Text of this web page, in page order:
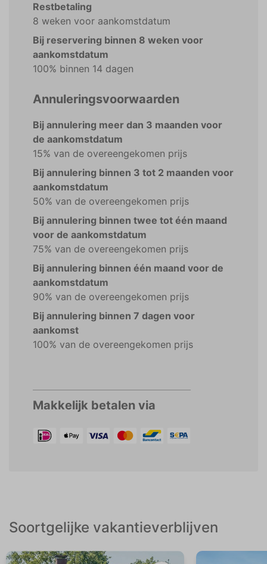
Restbetaling
8 weken voor aankomstdatum
Bij reservering binnen 8 weken voor
aankomstdatum
100% binnen 14 dagen
Annuleringsvoorwaarden
Bij annulering meer dan 3 maanden voor
de aankomstdatum
15% van de overeengekomen prijs
Bij annulering binnen 3 tot 2 maanden voor
aankomstdatum
50% van de overeengekomen prijs
Bij annulering binnen twee tot één maand
voor de aankomstdatum
75% van de overeengekomen prijs
Bij annulering binnen één maand voor de
aankomstdatum
90% van de overeengekomen prijs
Bij annulering binnen 7 dagen voor
aankomst
100% van de overeengekomen prijs
Makkelijk betalen via
Soortgelijke vakantieverblijven